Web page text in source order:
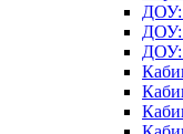
ДОУ:
ДОУ:
ДОУ: